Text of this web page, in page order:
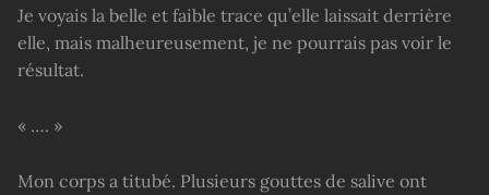
Je voyais la belle et faible trace qu’elle laissait derrière
elle, mais malheureusement, je ne pourrais pas voir le
résultat.
« …. »
Mon corps a titubé. Plusieurs gouttes de salive ont